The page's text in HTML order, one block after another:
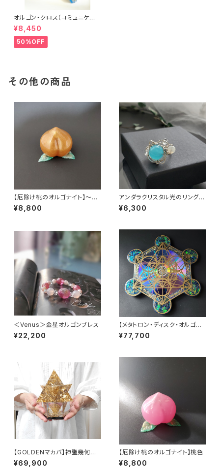
オルゴン・クロス（コミュニケー
ション）
¥8,450
50%OFF
その他の商品
【厄除け桃のオルゴナイト】～黄
金桃～
¥8,800
アンダラクリスタル光のリング
(エンジェリックブルー)
¥6,300
＜Venus＞金星オルゴンブレス
¥22,200
【メタトロン・ディスク・オルゴナ
イト】神聖幾何学パワープレート
¥77,700
【GOLDENマカバ】神聖幾何学
オルゴナイト(専用台座付き)
¥69,900
【厄除け桃のオルゴナイト】桃色
¥8,800